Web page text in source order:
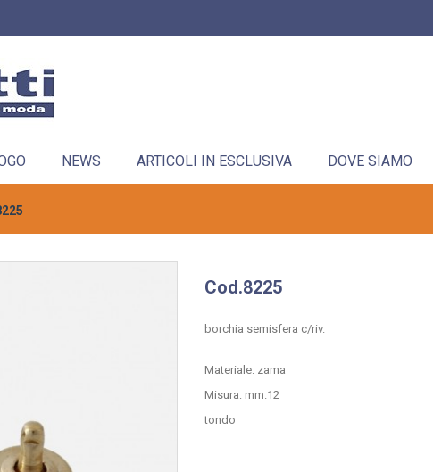
NEWS ARTICOLI IN ESCLUSIVA DOVE SIAMO
Cod.8225
borchia semisfera c/riv.
Materiale: zama
Misura: mm.12
tondo